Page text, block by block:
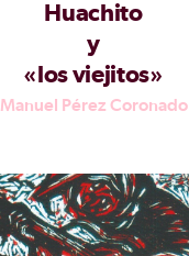
Huachito
y
«los viejitos»
Manuel Pérez Coronado